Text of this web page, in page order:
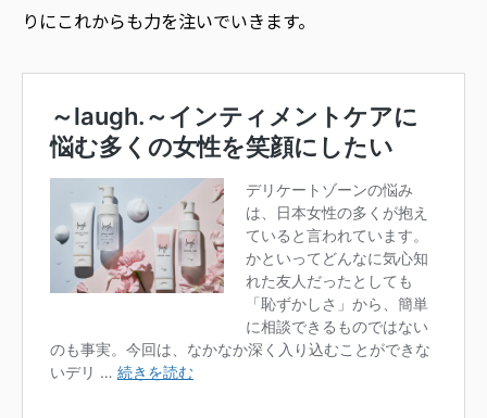
りにこれからも力を注いでいきます。